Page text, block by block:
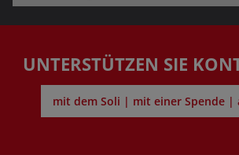
UNTERSTÜTZEN SIE
mit dem Soli | mit einer Spende |